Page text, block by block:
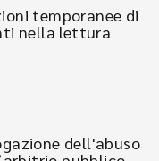
temporanee di
nella lettura
dell'abuso